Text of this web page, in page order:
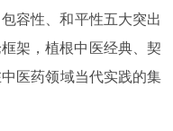
容性、和平性五大突出
架，植根中医经典、契
医药领域当代实践的集